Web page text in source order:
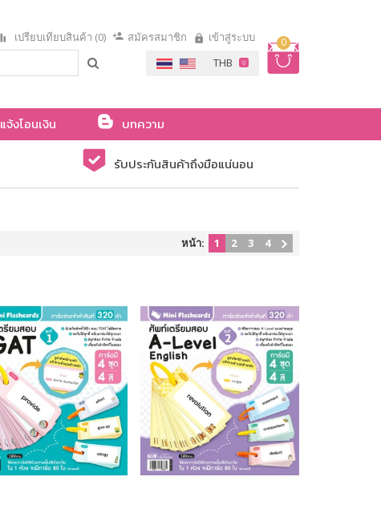
0
เปรียบเทียบสินค้า (0) สมัครสมาชิก เข้าสู่ระบบ
แจ้งโอนเงิน บทความ
รับประกันสินค้าถึงมือแน่นอน
หน้า: 1 2 3 4